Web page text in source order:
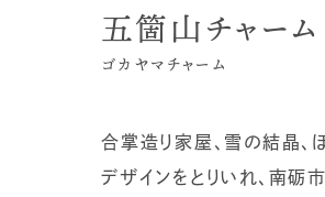
五箇山チャーム
ゴカヤマチャーム
合掌造り家屋、雪の結晶、
デザインをとりいれ、南砺